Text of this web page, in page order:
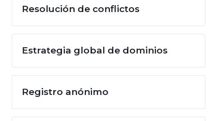
Resolución de conflictos
Estrategia global de dominios
Registro anónimo